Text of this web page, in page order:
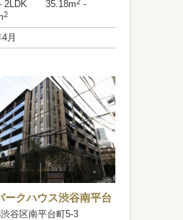
- 2LDK 35.18m
-
2
月
ークハウス渋谷南平台
谷区南平台町5-3